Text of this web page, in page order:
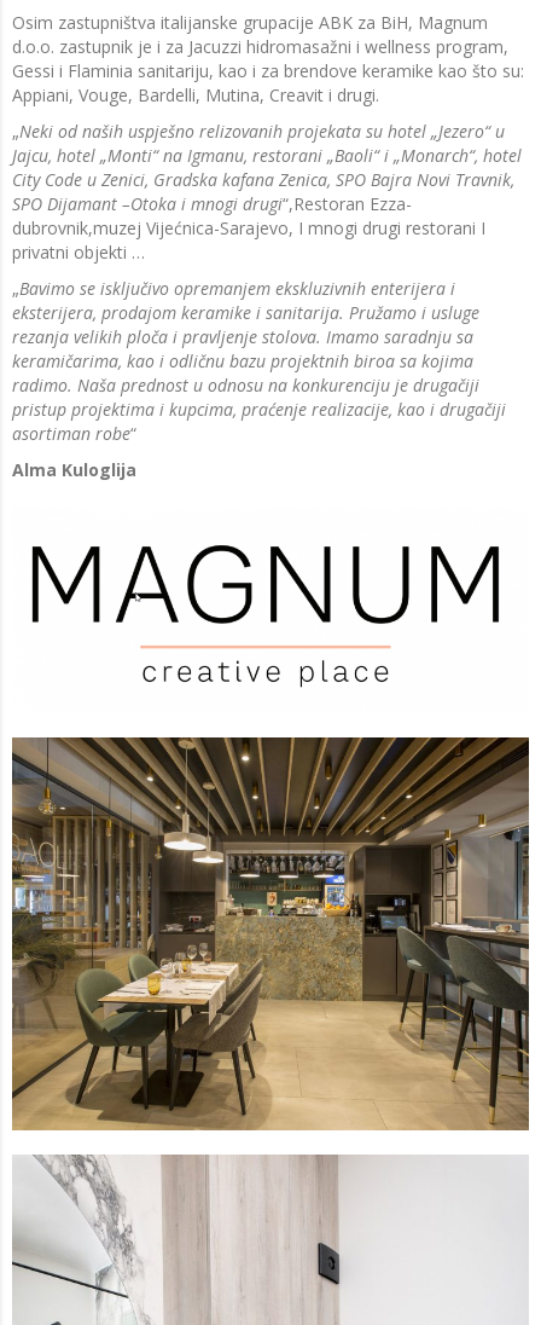
Osim zastupništva italijanske grupacije ABK za BiH, Magnum
d.o.o. zastupnik je i za Jacuzzi hidromasažni i wellness program,
Gessi i Flaminia sanitariju, kao i za brendove keramike kao što su:
Appiani, Vouge, Bardelli, Mutina, Creavit i drugi.
„Neki od naših uspješno relizovanih projekata su hotel „Jezero“ u
Jajcu, hotel „Monti“ na Igmanu, restorani „Baoli“ i „Monarch“, hotel
City Code u Zenici, Gradska kafana Zenica, SPO Bajra Novi Travnik,
SPO Dijamant –Otoka i mnogi drugi“,Restoran Ezza-
dubrovnik,muzej Vijećnica-Sarajevo, I mnogi drugi restorani I
privatni objekti …
„Bavimo se isključivo opremanjem ekskluzivnih enterijera i
eksterijera, prodajom keramike i sanitarija. Pružamo i usluge
rezanja velikih ploča i pravljenje stolova. Imamo saradnju sa
keramičarima, kao i odličnu bazu projektnih biroa sa kojima
radimo. Naša prednost u odnosu na konkurenciju je drugačiji
pristup projektima i kupcima, praćenje realizacije, kao i drugačiji
asortiman robe“
Alma Kuloglija